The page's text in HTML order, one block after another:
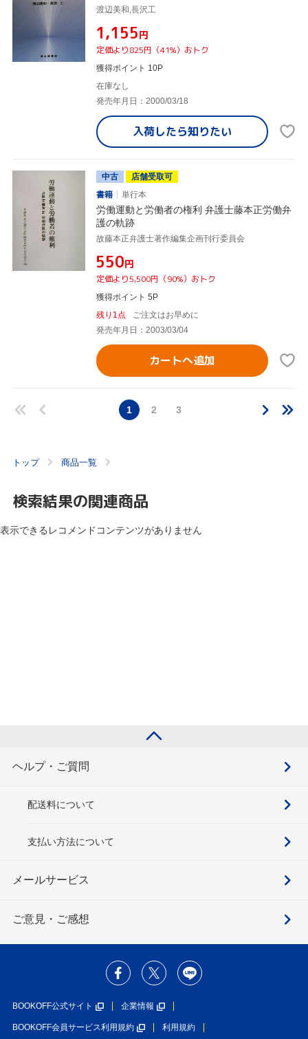
渡辺美和,長沢工
¥1,155円
定価より825円（41%）おトク
獲得ポイント 10P
在庫なし
発売年月日：2000/03/18
入荷したら知りたい
中古
店舗受取可
書籍
単行本
労働運動と労働者の権利 弁護士藤本正労働弁
護の軌跡
故藤本正弁護士著作編集企画刊行委員会
¥550円
定価より5,500円（90%）おトク
獲得ポイント 5P
残り1点
ご注文はお早めに
発売年月日：2003/03/04
カートへ追加
1 2 3
トップ 商品一覧
検索結果の関連商品
表示できるレコメンドコンテンツがありません
ヘルプ・ご質問
配送料について
支払い方法について
メールサービス
ご意見・ご感想
BOOKOFF公式サイト 企業情報
BOOKOFF会員サービス利用規約 利用規約